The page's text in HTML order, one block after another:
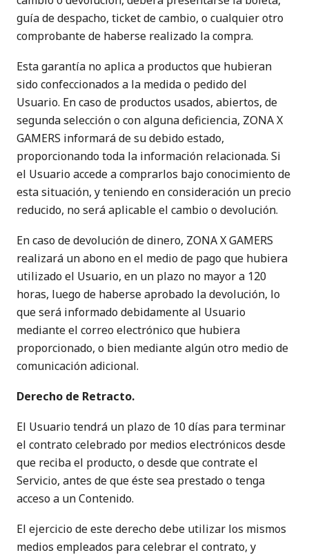
guía de despacho, ticket de cambio, o cualquier otro
comprobante de haberse realizado la compra.
Esta garantía no aplica a productos que hubieran
sido confeccionados a la medida o pedido del
Usuario. En caso de productos usados, abiertos, de
segunda selección o con alguna deficiencia, ZONA X
GAMERS informará de su debido estado,
proporcionando toda la información relacionada. Si
el Usuario accede a comprarlos bajo conocimiento de
esta situación, y teniendo en consideración un precio
reducido, no será aplicable el cambio o devolución.
En caso de devolución de dinero, ZONA X GAMERS
realizará un abono en el medio de pago que hubiera
utilizado el Usuario, en un plazo no mayor a 120
horas, luego de haberse aprobado la devolución, lo
que será informado debidamente al Usuario
mediante el correo electrónico que hubiera
proporcionado, o bien mediante algún otro medio de
comunicación adicional.
Derecho de Retracto.
El Usuario tendrá un plazo de 10 días para terminar
el contrato celebrado por medios electrónicos desde
que reciba el producto, o desde que contrate el
Servicio, antes de que éste sea prestado o tenga
acceso a un Contenido.
El ejercicio de este derecho debe utilizar los mismos
medios empleados para celebrar el contrato, y